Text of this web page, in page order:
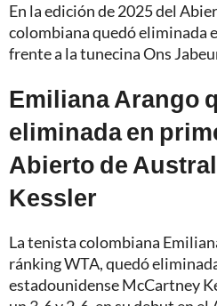
En la edición de 2025 del
colombiana quedó eliminada
frente a la tunecina Ons
Emiliana Arango
eliminada en
Abierto de
Kessler
La tenista colombiana
ránking WTA, quedó
estadounidense McCartney